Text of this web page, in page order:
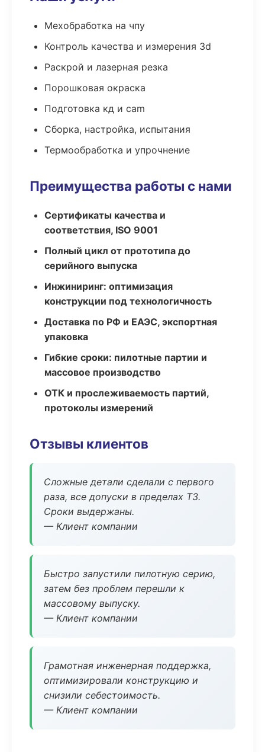
Мехобработка на чпу
Контроль качества и измерения 3d
Раскрой и лазерная резка
Порошковая окраска
Подготовка кд и cam
Сборка, настройка, испытания
Термообработка и упрочнение
Преимущества работы с нами
Сертификаты качества и
соответствия, ISO 9001
Полный цикл от прототипа до
серийного выпуска
Инжиниринг: оптимизация
конструкции под технологичность
Доставка по РФ и ЕАЭС, экспортная
упаковка
Гибкие сроки: пилотные партии и
массовое производство
ОТК и прослеживаемость партий,
протоколы измерений
Отзывы клиентов
Сложные детали сделали с первого
раза, все допуски в пределах ТЗ.
Сроки выдержаны.
— Клиент компании
Быстро запустили пилотную серию,
затем без проблем перешли к
массовому выпуску.
— Клиент компании
Грамотная инженерная поддержка,
оптимизировали конструкцию и
снизили себестоимость.
— Клиент компании